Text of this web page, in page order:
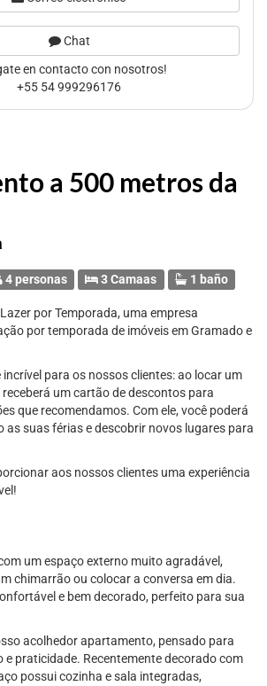
a 500 metros da
4 personas 3 Camaas 1 baño
por Temporada, uma empresa
por temporada de imóveis em Gramado e
para os nossos clientes: ao locar um
um cartão de descontos para
que recomendamos. Com ele, você poderá
as suas férias e descobrir novos lugares para
aos nossos clientes uma experiência
um espaço externo muito agradável,
chimarrão ou colocar a conversa em dia.
e bem decorado, perfeito para sua
acolhedor apartamento, pensado para
e praticidade. Recentemente decorado com
possui cozinha e sala integradas,
Chat
en contacto con nosotros!
+55 54 999296176